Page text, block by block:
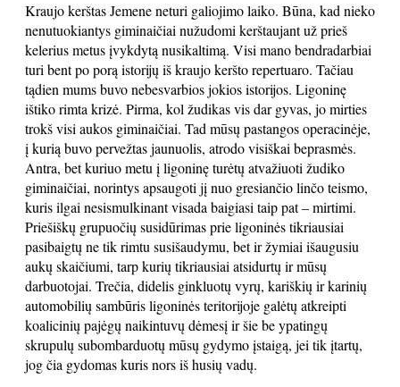
Kraujo kerštas Jemene neturi galiojimo laiko. Būna, kad nieko
nenutuokiantys giminaičiai nužudomi kerštaujant už prieš
kelerius metus įvykdytą nusikaltimą. Visi mano bendradarbiai
turi bent po porą istorijų iš kraujo keršto repertuaro. Tačiau
tądien mums buvo nebesvarbios jokios istorijos. Ligoninę
ištiko rimta krizė. Pirma, kol žudikas vis dar gyvas, jo mirties
trokš visi aukos giminaičiai. Tad mūsų pastangos operacinėje,
į kurią buvo pervežtas jaunuolis, atrodo visiškai beprasmės.
Antra, bet kuriuo metu į ligoninę turėtų atvažiuoti žudiko
giminaičiai, norintys apsaugoti jį nuo gresiančio linčo teismo,
kuris ilgai nesismulkinant visada baigiasi taip pat – mirtimi.
Priešiškų grupuočių susidūrimas prie ligoninės tikriausiai
pasibaigtų ne tik rimtu susišaudymu, bet ir žymiai išaugusiu
aukų skaičiumi, tarp kurių tikriausiai atsidurtų ir mūsų
darbuotojai. Trečia, didelis ginkluotų vyrų, kariškių ir karinių
automobilių sambūris ligoninės teritorijoje galėtų atkreipti
koalicinių pajėgų naikintuvų dėmesį ir šie be ypatingų
skrupulų subombarduotų mūsų gydymo įstaigą, jei tik įtartų,
jog čia gydomas kuris nors iš husių vadų.